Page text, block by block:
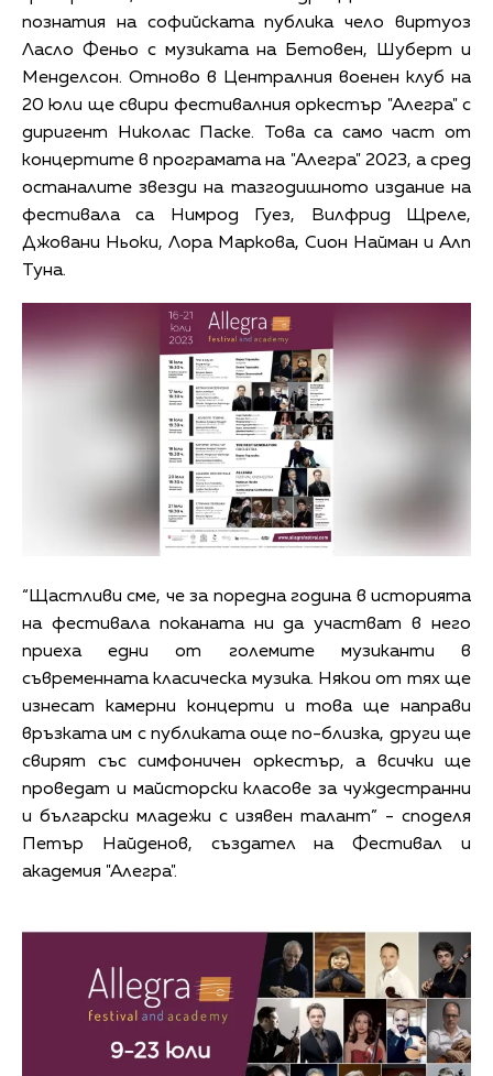
познатия на софийската публика чело виртуоз
Ласло Феньо с музиката на Бетовен, Шуберт и
Менделсон. Отново в Централния военен клуб на
20 юли ще свири фестивалния оркестър "Алегра" с
диригент Николас Паске. Това са само част от
концертите в програмата на "Алегра" 2023, а сред
останалите звезди на тазгодишното издание на
фестивала са Нимрод Гуез, Вилфрид Щреле,
Джовани Ньоки, Лора Маркова, Сион Найман и Алп
Туна.
“Щастливи сме, че за поредна година в историята
на фестивала поканата ни да участват в него
приеха едни от големите музиканти в
съвременната класическа музика. Някои от тях ще
изнесат камерни концерти и това ще направи
връзката им с публиката още по-близка, други ще
свирят със симфоничен оркестър, а всички ще
проведат и майсторски класове за чуждестранни
и български младежи с изявен талант” - споделя
Петър Найденов, създател на Фестивал и
академия "Алегра".